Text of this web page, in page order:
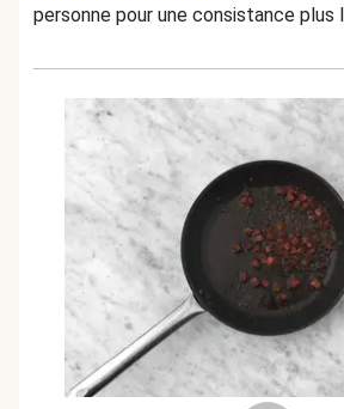
personne pour une consistance plus